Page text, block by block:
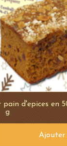
d'epices en
g
Ajouter